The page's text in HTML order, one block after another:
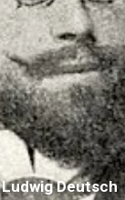
Ludwig Deutsch